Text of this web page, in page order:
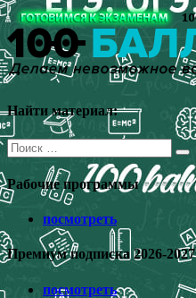
Перейти
к
содержимому
Найти материал:
Поиск
для:
Рабочие программы
посмотреть
Премиум подписка 2026-2027
посмотреть